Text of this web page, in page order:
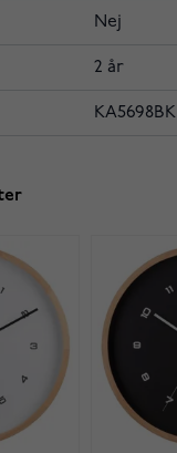
Nej
2 år
KA5698BK